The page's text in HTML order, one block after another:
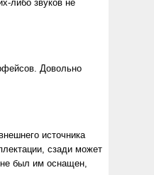
либо звуков не
Довольно
источника
сзади может
был им оснащен,